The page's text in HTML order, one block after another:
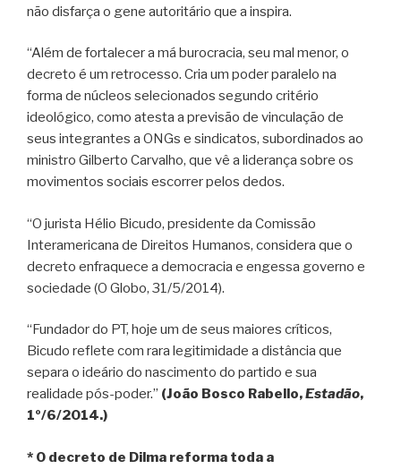
não disfarça o gene autoritário que a inspira.
“Além de fortalecer a má burocracia, seu mal menor, o
decreto é um retrocesso. Cria um poder paralelo na
forma de núcleos selecionados segundo critério
ideológico, como atesta a previsão de vinculação de
seus integrantes a ONGs e sindicatos, subordinados ao
ministro Gilberto Carvalho, que vê a liderança sobre os
movimentos sociais escorrer pelos dedos.
“O jurista Hélio Bicudo, presidente da Comissão
Interamericana de Direitos Humanos, considera que o
decreto enfraquece a democracia e engessa governo e
sociedade (O Globo, 31/5/2014).
“Fundador do PT, hoje um de seus maiores críticos,
Bicudo reflete com rara legitimidade a distância que
separa o ideário do nascimento do partido e sua
realidade pós-poder.” (João Bosco Rabello,Estadão,
1º/6/2014.)
* O decreto de Dilma reforma toda a